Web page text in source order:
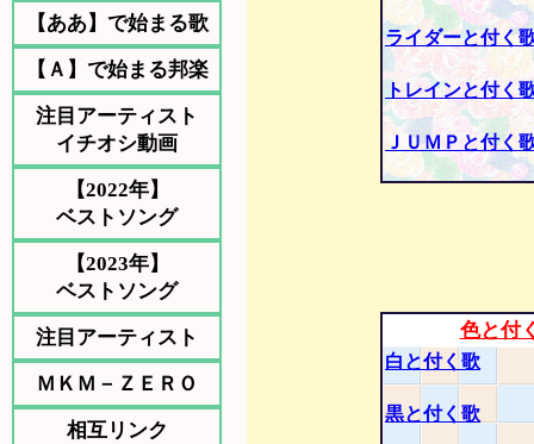
【ああ】で始まる歌
【Ａ】で始まる邦楽
注目アーティスト
イチオシ動画
【2022年】
ベストソング
【2023年】
ベストソング
注目アーティスト
ＭＫＭ－ＺＥＲＯ
相互リンク
ライダーと付く
トレインと付く
ＪＵＭＰと付く
色と付
白と付く歌
黒と付く歌